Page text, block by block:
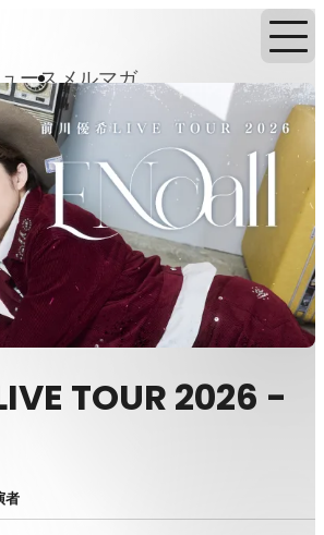
ースメルマガ
TOUR 2026 -
者